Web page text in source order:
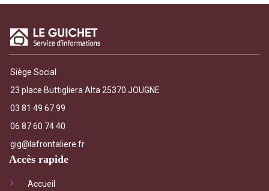
Siège Social
23 place Buttigliera Alta 25370 JOUGNE
03 81 49 67 99
06 87 60 74 40
gig@lafrontaliere.fr
Accès rapide
Accueil